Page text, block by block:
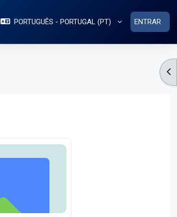
PORTUGUÊS - PORTUGAL ‎(PT)‎ ENTRAR